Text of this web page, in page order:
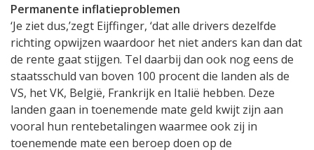
Permanente inflatieproblemen
‘Je ziet dus,’zegt Eijffinger, ‘dat alle drivers dezelfde
richting opwijzen waardoor het niet anders kan dan dat
de rente gaat stijgen. Tel daarbij dan ook nog eens de
staatsschuld van boven 100 procent die landen als de
VS, het VK, België, Frankrijk en Italië hebben. Deze
landen gaan in toenemende mate geld kwijt zijn aan
vooral hun rentebetalingen waarmee ook zij in
toenemende mate een beroep doen op de